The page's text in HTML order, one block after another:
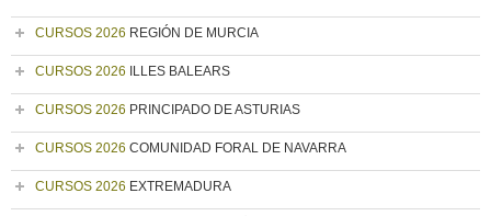
CURSOS 2026 REGIÓN DE MURCIA
CURSOS 2026 ILLES BALEARS
CURSOS 2026 PRINCIPADO DE ASTURIAS
CURSOS 2026 COMUNIDAD FORAL DE NAVARRA
CURSOS 2026 EXTREMADURA